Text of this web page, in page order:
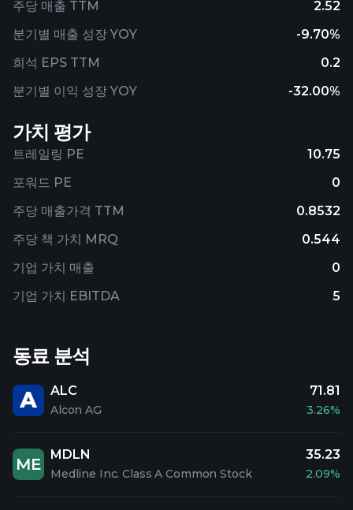
주당 매출 TTM
2.52
분기별 매출 성장 YOY
-9.70%
희석 EPS TTM
0.2
분기별 이익 성장 YOY
-32.00%
가치 평가
트레일링 PE
10.75
포워드 PE
0
주당 매출가격 TTM
0.8532
주당 책 가치 MRQ
0.544
기업 가치 매출
0
기업 가치 EBITDA
5
동료 분석
ALC
Alcon AG
71.81
3.26%
ME
MDLN
Medline Inc. Class A Common Stock
35.23
2.09%